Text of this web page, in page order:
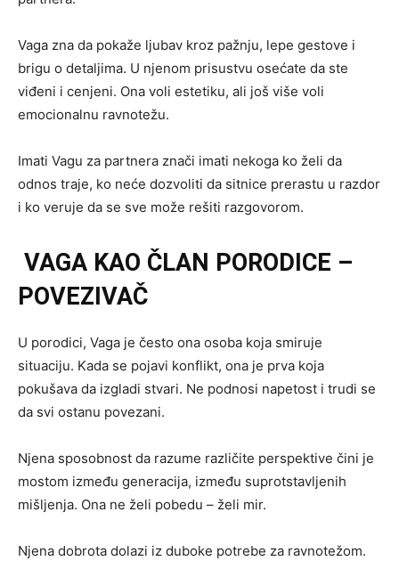
Vaga zna da pokaže ljubav kroz pažnju, lepe gestove i
brigu o detaljima. U njenom prisustvu osećate da ste
viđeni i cenjeni. Ona voli estetiku, ali još više voli
emocionalnu ravnotežu.
Imati Vagu za partnera znači imati nekoga ko želi da
odnos traje, ko neće dozvoliti da sitnice prerastu u razdor
i ko veruje da se sve može rešiti razgovorom.
VAGA KAO ČLAN PORODICE –
POVEZIVAČ
U porodici, Vaga je često ona osoba koja smiruje
situaciju. Kada se pojavi konflikt, ona je prva koja
pokušava da izgladi stvari. Ne podnosi napetost i trudi se
da svi ostanu povezani.
Njena sposobnost da razume različite perspektive čini je
mostom između generacija, između suprotstavljenih
mišljenja. Ona ne želi pobedu – želi mir.
Njena dobrota dolazi iz duboke potrebe za ravnotežom.